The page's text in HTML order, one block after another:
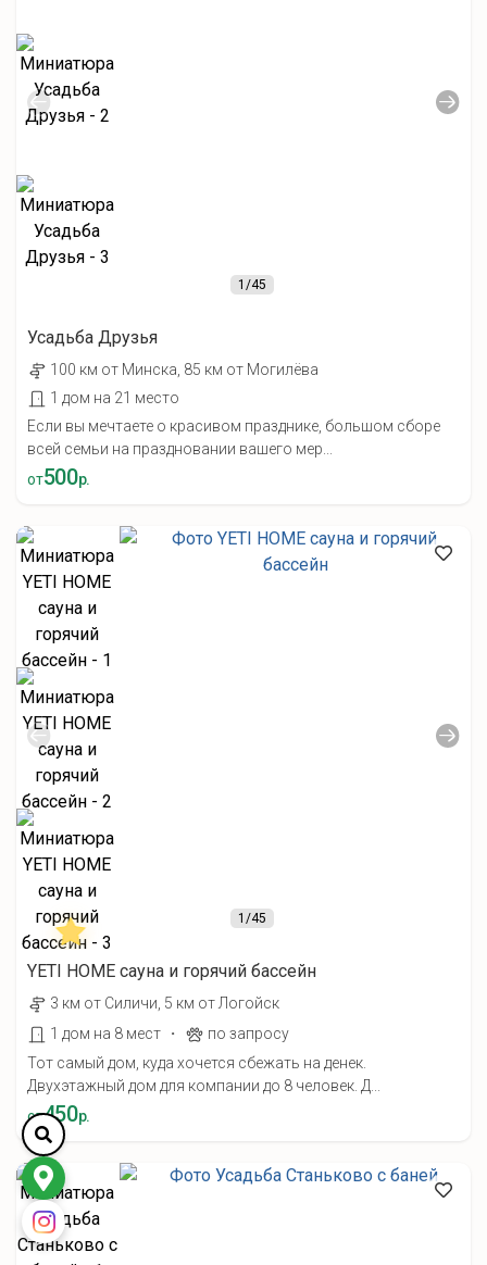
1/45
Усадьба Друзья
100 км от Минска, 85 км от Могилёва
1 дом на 21 место
Если вы мечтаете о красивом празднике, большом сборе
всей семьи на праздновании вашего мер...
от500р.
1/45
YETI HOME cауна и горячий бассейн
3 км от Силичи, 5 км от Логойск
1 дом на 8 мест
·
по запросу
Тот самый дом, куда хочется сбежать на денек.
Двухэтажный дом для компании до 8 человек. Д...
от450р.